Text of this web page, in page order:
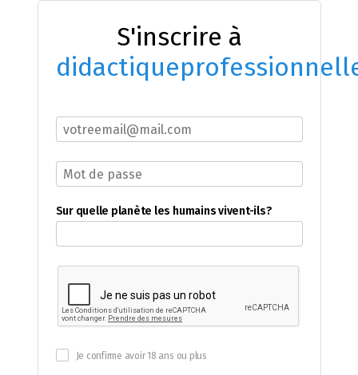
S'inscrire à
Sur quelle planète les humains vivent-ils?
Je confirme avoir 18 ans ou plus